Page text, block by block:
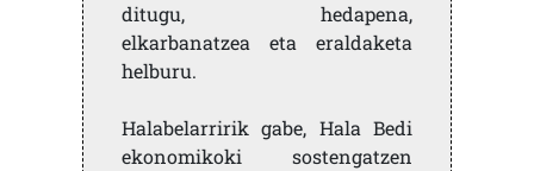
ditugu, hedapena,
elkarbanatzea eta eraldaketa
helburu.
Halabelarririk gabe, Hala Bedi
ekonomikoki sostengatzen